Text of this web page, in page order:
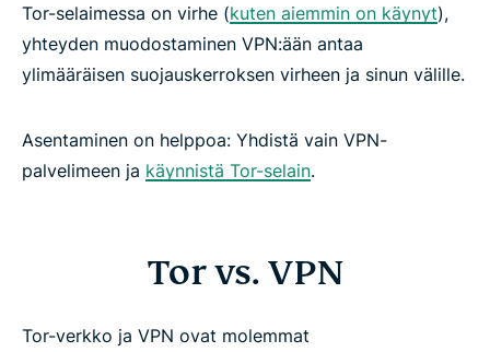
Get the ultimate privacy duo risk-free
Tor-selaimessa on virhe (kuten aiemmin on käynyt),
yhteyden muodostaminen VPN:ään antaa
ylimääräisen suojauskerroksen virheen ja sinun välille.
Asentaminen on helppoa: Yhdistä vain VPN-
palvelimeen ja käynnistä Tor-selain.
Tor vs. VPN
Tor-verkko ja VPN ovat molemmat